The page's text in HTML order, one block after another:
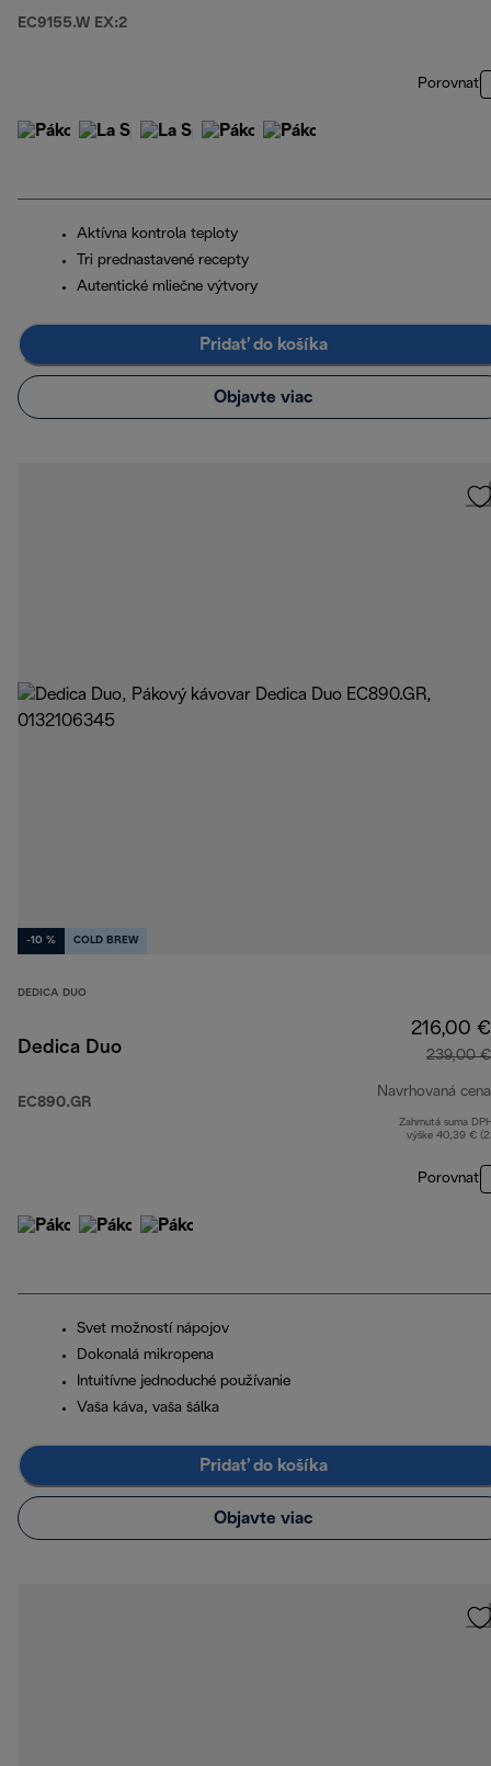
EC9155.W EX:2
Porovnať
Aktívna kontrola teploty
Tri prednastavené recepty
Autentické mliečne výtvory
Pridať do košíka
Objavte viac
-10 % COLD BREW
DEDICA DUO
Dedica Duo
EC890.GR
216,00 €
239,00 €
Navrhovaná cena
Zahrnutá suma
výške 40,39 €
Porovnať
Svet možností nápojov
Dokonalá mikropena
Intuitívne jednoduché používanie
Vaša káva, vaša šálka
Pridať do košíka
Objavte viac